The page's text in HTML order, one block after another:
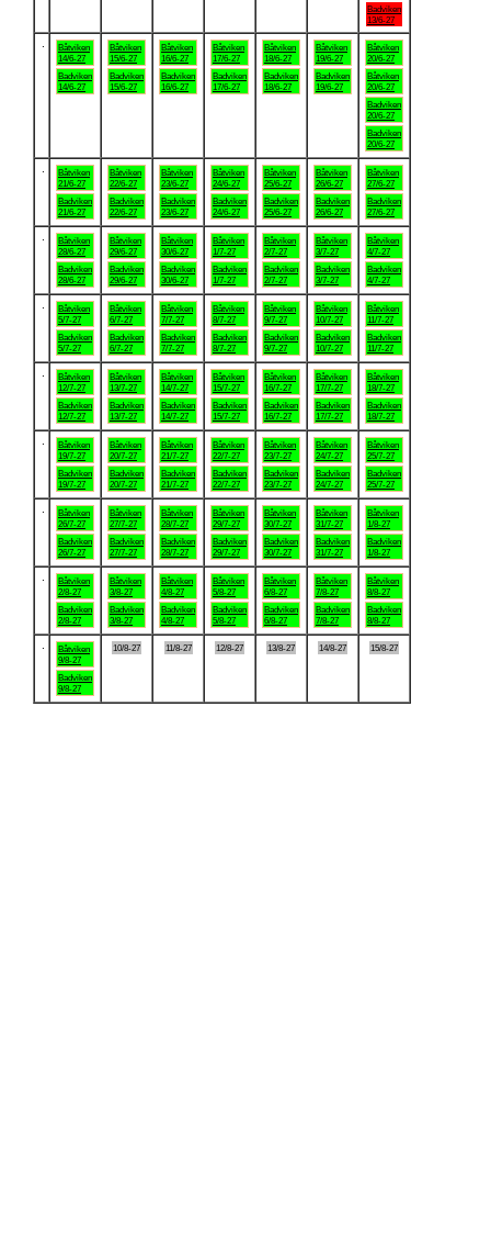
Badviken
13/6-27
Båtviken
14/6-27
Badviken
14/6-27
Båtviken
15/6-27
Badviken
15/6-27
Båtviken
16/6-27
Badviken
16/6-27
Båtviken
17/6-27
Badviken
17/6-27
Båtviken
18/6-27
Badviken
18/6-27
Båtviken
19/6-27
Badviken
19/6-27
Båtviken
20/6-27
Båtviken
20/6-27
Badviken
20/6-27
Badviken
20/6-27
Båtviken
21/6-27
Badviken
21/6-27
Båtviken
22/6-27
Badviken
22/6-27
Båtviken
23/6-27
Badviken
23/6-27
Båtviken
24/6-27
Badviken
24/6-27
Båtviken
25/6-27
Badviken
25/6-27
Båtviken
26/6-27
Badviken
26/6-27
Båtviken
27/6-27
Badviken
27/6-27
Båtviken
28/6-27
Badviken
28/6-27
Båtviken
29/6-27
Badviken
29/6-27
Båtviken
30/6-27
Badviken
30/6-27
Båtviken
1/7-27
Badviken
1/7-27
Båtviken
2/7-27
Badviken
2/7-27
Båtviken
3/7-27
Badviken
3/7-27
Båtviken
4/7-27
Badviken
4/7-27
Båtviken
5/7-27
Badviken
5/7-27
Båtviken
6/7-27
Badviken
6/7-27
Båtviken
7/7-27
Badviken
7/7-27
Båtviken
8/7-27
Badviken
8/7-27
Båtviken
9/7-27
Badviken
9/7-27
Båtviken
10/7-27
Badviken
10/7-27
Båtviken
11/7-27
Badviken
11/7-27
Båtviken
12/7-27
Badviken
12/7-27
Båtviken
13/7-27
Badviken
13/7-27
Båtviken
14/7-27
Badviken
14/7-27
Båtviken
15/7-27
Badviken
15/7-27
Båtviken
16/7-27
Badviken
16/7-27
Båtviken
17/7-27
Badviken
17/7-27
Båtviken
18/7-27
Badviken
18/7-27
Båtviken
19/7-27
Badviken
19/7-27
Båtviken
20/7-27
Badviken
20/7-27
Båtviken
21/7-27
Badviken
21/7-27
Båtviken
22/7-27
Badviken
22/7-27
Båtviken
23/7-27
Badviken
23/7-27
Båtviken
24/7-27
Badviken
24/7-27
Båtviken
25/7-27
Badviken
25/7-27
Båtviken
26/7-27
Badviken
26/7-27
Båtviken
27/7-27
Badviken
27/7-27
Båtviken
28/7-27
Badviken
28/7-27
Båtviken
29/7-27
Badviken
29/7-27
Båtviken
30/7-27
Badviken
30/7-27
Båtviken
31/7-27
Badviken
31/7-27
Båtviken
1/8-27
Badviken
1/8-27
Båtviken
2/8-27
Badviken
2/8-27
Båtviken
3/8-27
Badviken
3/8-27
Båtviken
4/8-27
Badviken
4/8-27
Båtviken
5/8-27
Badviken
5/8-27
Båtviken
6/8-27
Badviken
6/8-27
Båtviken
7/8-27
Badviken
7/8-27
Båtviken
8/8-27
Badviken
8/8-27
Båtviken
9/8-27
Badviken
9/8-27
10/8-27 11/8-27 12/8-27 13/8-27 14/8-27 15/8-27